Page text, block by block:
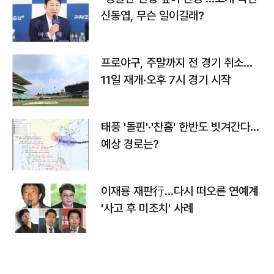
신동엽, 무슨 일이길래?
프로야구, 주말까지 전 경기 취소…
11일 재개·오후 7시 경기 시작
태풍 '돌핀'·'찬홈' 한반도 빗겨간다…
예상 경로는?
이재룡 재판行…다시 떠오른 연예계
'사고 후 미조치' 사례